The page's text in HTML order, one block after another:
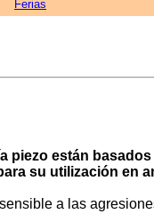
Ferias
piezo están
su utilización en
a las